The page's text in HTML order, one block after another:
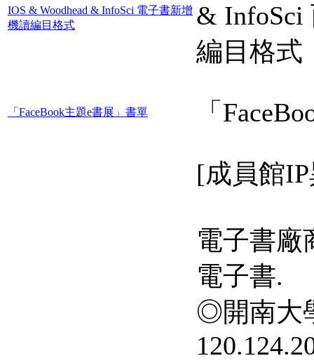
IOS & Woodhead & InfoSci 電子書新增
機讀編目格式
& InfoSci
編目格式
「FaceBook主題e書展」書單 「
[成員館
電子書廠
電子書.
◎開南大